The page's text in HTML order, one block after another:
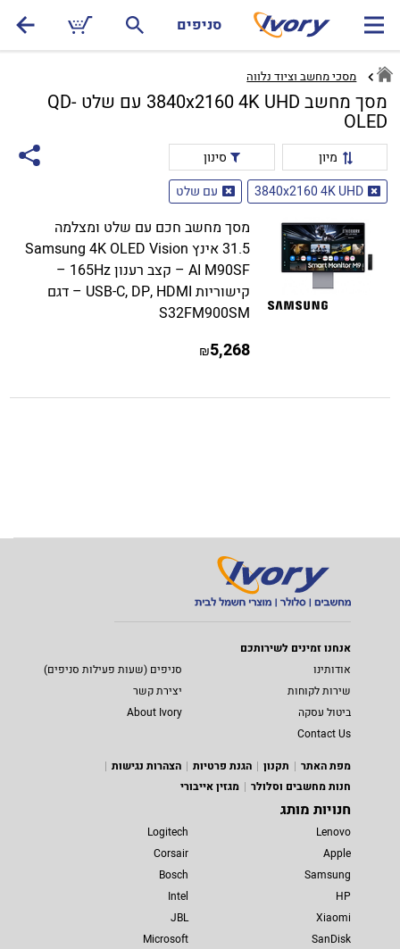
סניפים
מסכי מחשב וציוד נלווה
מסך מחשב 3840x2160 4K UHD עם שלט QD-
OLED
מיון
סינון
3840x2160 4K UHD
עם שלט
מסך מחשב חכם עם שלט ומצלמה
31.5 אינץ Samsung 4K OLED Vision
AI M90SF – קצב רענון 165Hz –
קישוריות USB-C, DP, HDMI – דגם
S32FM900SM
5,268
₪
אנחנו זמינים לשירותכם
אודותינו
סניפים (שעות פעילות סניפים)
שירות לקוחות
יצירת קשר
ביטול עסקה
About Ivory
Contact Us
מפת האתר
תקנון הגנת פרטיות
הצהרות נגישות
חנות מחשבים וסלולר
מגזין אייבורי
חנויות מותג
Lenovo
Apple
Samsung
HP
Xiaomi
SanDisk
Logitech
Corsair
Bosch
Intel
JBL
Microsoft